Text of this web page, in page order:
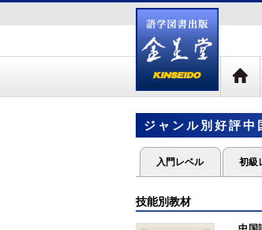
ジャンル別好評中
入門レベル 初級
技能別教材